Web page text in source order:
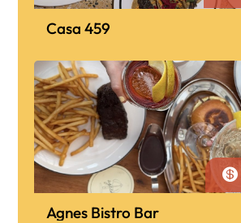
Casa 459

Agnes Bistro Bar